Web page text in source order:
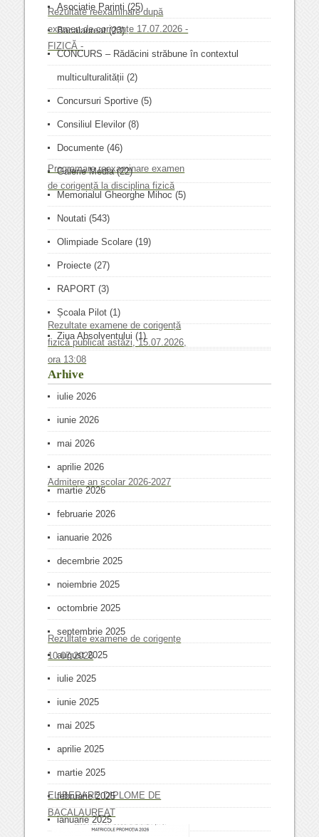
Rezultate reexaminare după
examen de corigențe 17.07.2026 -
FIZICĂ -
Programare reexaminare examen
de corigență la disciplina fizică
Rezultate examene de corigență
fizică publicat astăzi, 15.07.2026,
ora 13:08
Admitere an școlar 2026-2027
Rezultate examene de corigențe
10.07.2026
ELIBERARE DIPLOME DE
BACALAUREAT
Asociatie Parinti (25)
Bacalaureat(23)
CONCURS – Rădăcini străbune în contextul
multiculturalității (2)
Concursuri Sportive (5)
Consiliul Elevilor (8)
Documente (46)
Galerie Media(22)
Memorialul Gheorghe Mihoc (5)
Noutati (543)
Olimpiade Scolare (19)
Proiecte (27)
RAPORT (3)
Școala Pilot (1)
Ziua Absolventului (1)
Arhive
iulie 2026
iunie 2026
mai 2026
aprilie 2026
martie 2026
februarie 2026
ianuarie 2026
decembrie 2025
noiembrie 2025
octombrie 2025
septembrie 2025
august 2025
iulie 2025
iunie 2025
mai 2025
aprilie 2025
martie 2025
februarie 2025
ianuarie 2025